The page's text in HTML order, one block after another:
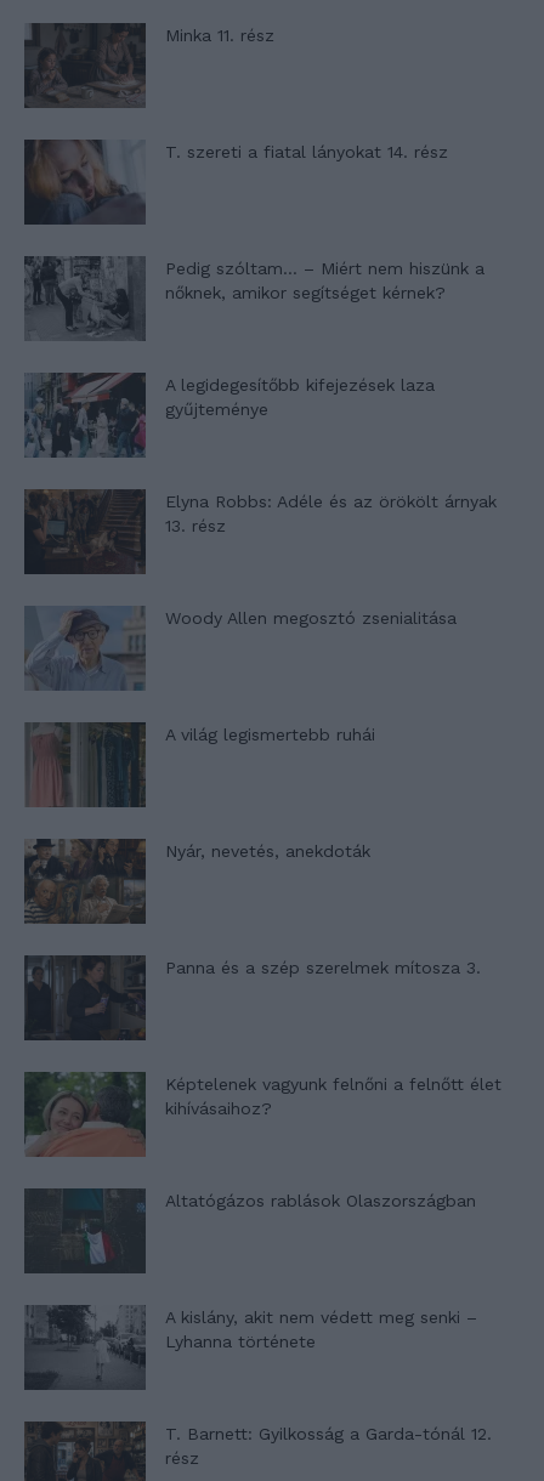
Minka 11. rész
T. szereti a fiatal lányokat 14. rész
Pedig szóltam… – Miért nem hiszünk a
nőknek, amikor segítséget kérnek?
A legidegesítőbb kifejezések laza
gyűjteménye
Elyna Robbs: Adéle és az örökölt árnyak
13. rész
Woody Allen megosztó zsenialitása
A világ legismertebb ruhái
Nyár, nevetés, anekdoták
Panna és a szép szerelmek mítosza 3.
Képtelenek vagyunk felnőni a felnőtt élet
kihívásaihoz?
Altatógázos rablások Olaszországban
A kislány, akit nem védett meg senki –
Lyhanna története
T. Barnett: Gyilkosság a Garda-tónál 12.
rész